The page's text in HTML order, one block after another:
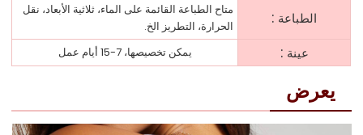
الطباعة :
متاح الطباعة القائمة على الماء، ثلاثية الأبعاد، نقل
الحرارة، التطريز الخ.
عينة : يمكن تخصيصها، 7-15 أيام عمل
يعرض